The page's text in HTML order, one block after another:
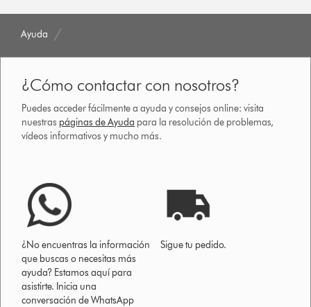
Ayuda
¿Cómo contactar con nosotros?
Puedes acceder fácilmente a ayuda y consejos online: visita
nuestras páginas de Ayuda para la resolución de problemas,
vídeos informativos y mucho más.
¿No encuentras la información
que buscas o necesitas más
ayuda? Estamos aquí para
asistirte. Inicia una
conversación de WhatsApp
Sigue tu pedido.